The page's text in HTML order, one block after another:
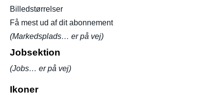
Billedstørrelser
Få mest ud af dit abonnement
(Markedsplads… er på vej)
Jobsektion
(Jobs… er på vej)
Ikoner